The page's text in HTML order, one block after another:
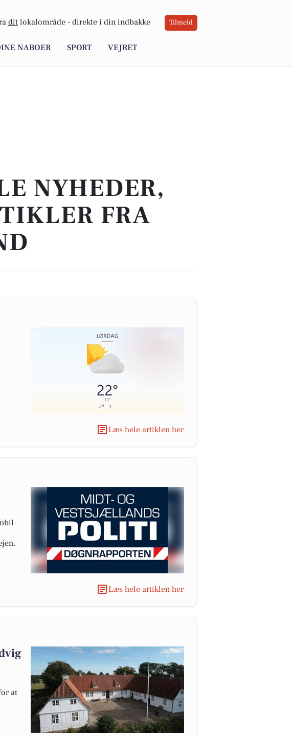
dit lokalområde - direkte i din indbakke Tilmeld
NABOER SPORT VEJRET
NYHEDER,
FRA
Læs hele artiklen her
Læs hele artiklen her
at